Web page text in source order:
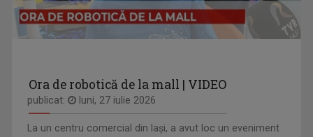
Ora de robotică de la mall | VIDEO
publicat: luni, 27 iulie 2026
La un centru comercial din Iași, a avut loc un eveniment